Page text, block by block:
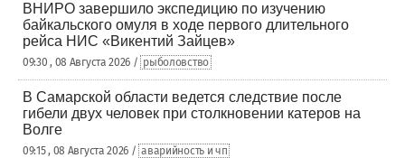
ВНИРО завершило экспедицию по изучению
байкальского омуля в ходе первого длительного
рейса НИС «Викентий Зайцев»
09:30 , 08 Августа 2026 / рыболовство
В Самарской области ведется следствие после
гибели двух человек при столкновении катеров на
Волге
09:15 , 08 Августа 2026 / аварийность и чп